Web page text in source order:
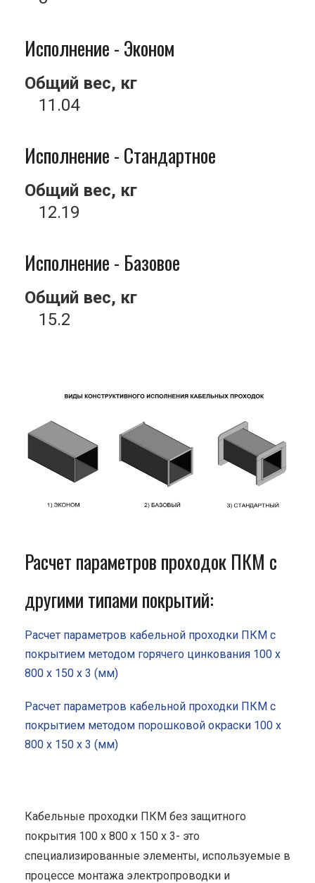
Исполнение - Эконом
Общий вес, кг
11.04
Исполнение - Стандартное
Общий вес, кг
12.19
Исполнение - Базовое
Общий вес, кг
15.2
Расчет параметров проходок ПКМ с
другими типами покрытий:
Расчет параметров кабельной проходки ПКМ с
покрытием методом горячего цинкования 100 x
800 x 150 x 3 (мм)
Расчет параметров кабельной проходки ПКМ с
покрытием методом порошковой окраски 100 x
800 x 150 x 3 (мм)
Кабельные проходки ПКМ без защитного
покрытия 100 x 800 x 150 x 3- это
специализированные элементы, используемые в
процессе монтажа электропроводки и